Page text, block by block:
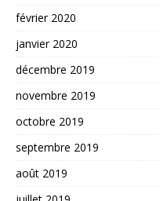
février 2020
janvier 2020
décembre 2019
novembre 2019
octobre 2019
septembre 2019
août 2019